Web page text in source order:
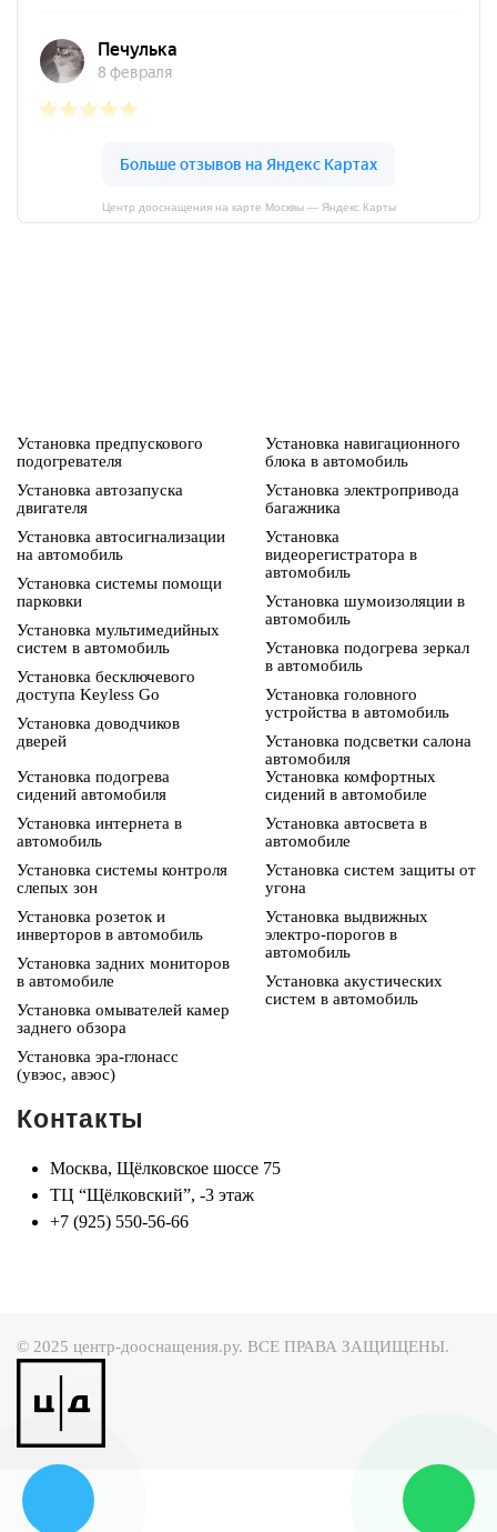
Центр дооснащения на карте Москвы — Яндекс Карты
Установка предпускового
подогревателя
Установка автозапуска
двигателя
Установка автосигнализации
на автомобиль
Установка системы помощи
парковки
Установка мультимедийных
систем в автомобиль
Установка бесключевого
доступа Keyless Go
Установка доводчиков
дверей
Установка навигационного
блока в автомобиль
Установка электропривода
багажника
Установка
видеорегистратора в
автомобиль
Установка шумоизоляции в
автомобиль
Установка подогрева зеркал
в автомобиль
Установка головного
устройства в автомобиль
Установка подсветки салона
автомобиля
Установка подогрева
сидений автомобиля
Установка интернета в
автомобиль
Установка системы контроля
слепых зон
Установка розеток и
инверторов в автомобиль
Установка задних мониторов
в автомобиле
Установка омывателей камер
заднего обзора
Установка эра-глонасс
(увэос, авэос)
Установка комфортных
сидений в автомобиле
Установка автосвета в
автомобиле
Установка систем защиты от
угона
Установка выдвижных
электро-порогов в
автомобиль
Установка акустических
систем в автомобиль
Контакты
Москва, Щёлковское шоссе 75
ТЦ “Щёлковский”, -3 этаж
+7 (925) 550-56-66
© 2025 центр-дооснащения.ру. ВСЕ ПРАВА ЗАЩИЩЕНЫ.